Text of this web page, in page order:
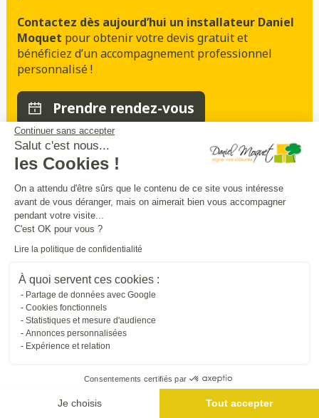
Continuer sans accepter
Salut c'est nous...
les Cookies !
On a attendu d'être sûrs que le contenu de ce site vous intéresse
avant de vous déranger, mais on aimerait bien vous accompagner
pendant votre visite...
C'est OK pour vous ?
Lire la politique de confidentialité
À quoi servent ces cookies :
Partage de données avec Google
Cookies fonctionnels
Statistiques et mesure d'audience
Annonces personnalisées
Expérience et relation
Consentements certifiés par
Je choisis Tout accepter
Contactez dès aujourd’hui un installateur Daniel
Moquet pour obtenir votre devis gratuit et
bénéficiez d’un accompagnement professionnel
personnalisé !
Prendre rendez-vous
Sécurité
entourezetsécurisez vos extérieursen
Trouver une entreprise proche de chez vous
Me géolocaliser